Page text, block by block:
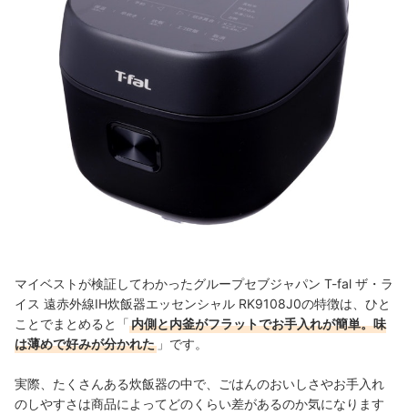
マイベストが検証してわかったグループセブジャパン T-fal ザ・ラ
イス 遠赤外線IH炊飯器エッセンシャル RK9108J0の特徴は、ひと
ことでまとめると「内側と内釜がフラットでお手入れが簡単。味
は薄めで好みが分かれた 」です。
実際、たくさんある炊飯器の中で、ごはんのおいしさやお手入れ
のしやすさは商品によってどのくらい差があるのか気になります